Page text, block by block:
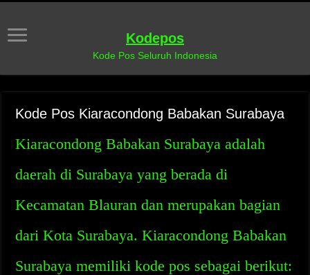
Kodepos
Kode Pos Seluruh Indonesia
Kode Pos Kiaracondong Babakan Surabaya
Kiaracondong Babakan Surabaya adalah
daerah di Surabaya yang berada di
Kecamatan Blauran dan merupakan bagian
dari Kota Surabaya. Kiaracondong Babakan
Surabaya memiliki kode pos sebagai berikut: